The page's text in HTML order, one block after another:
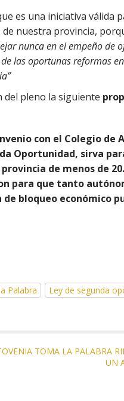
es una iniciativa válida
nuestra provincia,
nunca en el empeño de
las oportunas reformas
del pleno la siguiente
con el Colegio de
Oportunidad, sirva
de menos de
para que tanto
bloqueo económico
Palabra
Ley de segunda
TOMA LA PALABRA
UN